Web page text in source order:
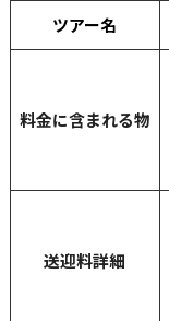
ツアー名
料金に含まれる物
送迎料詳細